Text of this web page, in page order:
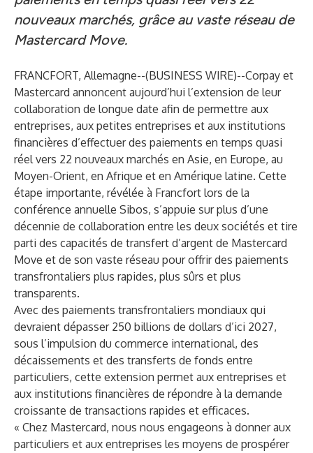
nouveaux marchés, grâce au vaste réseau de
Mastercard Move.
FRANCFORT, Allemagne--(BUSINESS WIRE)--Corpay et
Mastercard annoncent aujourd’hui l’extension de leur
collaboration de longue date afin de permettre aux
entreprises, aux petites entreprises et aux institutions
financières d’effectuer des paiements en temps quasi
réel vers 22 nouveaux marchés en Asie, en Europe, au
Moyen-Orient, en Afrique et en Amérique latine. Cette
étape importante, révélée à Francfort lors de la
conférence annuelle Sibos, s’appuie sur plus d’une
décennie de collaboration entre les deux sociétés et tire
parti des capacités de transfert d’argent de Mastercard
Move et de son vaste réseau pour offrir des paiements
transfrontaliers plus rapides, plus sûrs et plus
transparents.
Avec des paiements transfrontaliers mondiaux qui
devraient dépasser 250 billions de dollars d’ici 2027,
sous l’impulsion du commerce international, des
décaissements et des transferts de fonds entre
particuliers, cette extension permet aux entreprises et
aux institutions financières de répondre à la demande
croissante de transactions rapides et efficaces.
« Chez Mastercard, nous nous engageons à donner aux
particuliers et aux entreprises les moyens de prospérer